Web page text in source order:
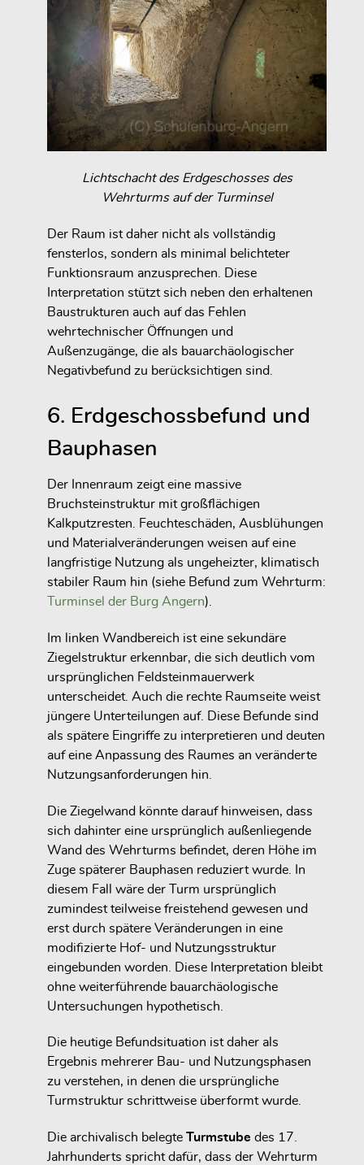
Lichtschacht des Erdgeschosses des
Wehrturms auf der Turminsel
Der Raum ist daher nicht als vollständig
fensterlos, sondern als minimal belichteter
Funktionsraum anzusprechen. Diese
Interpretation stützt sich neben den erhaltenen
Baustrukturen auch auf das Fehlen
wehrtechnischer Öffnungen und
Außenzugänge, die als bauarchäologischer
Negativbefund zu berücksichtigen sind.
6. Erdgeschossbefund und
Bauphasen
Der Innenraum zeigt eine massive
Bruchsteinstruktur mit großflächigen
Kalkputzresten. Feuchteschäden, Ausblühungen
und Materialveränderungen weisen auf eine
langfristige Nutzung als ungeheizter, klimatisch
stabiler Raum hin (siehe Befund zum Wehrturm:
Turminsel der Burg Angern).
Im linken Wandbereich ist eine sekundäre
Ziegelstruktur erkennbar, die sich deutlich vom
ursprünglichen Feldsteinmauerwerk
unterscheidet. Auch die rechte Raumseite weist
jüngere Unterteilungen auf. Diese Befunde sind
als spätere Eingriffe zu interpretieren und deuten
auf eine Anpassung des Raumes an veränderte
Nutzungsanforderungen hin.
Die Ziegelwand könnte darauf hinweisen, dass
sich dahinter eine ursprünglich außenliegende
Wand des Wehrturms befindet, deren Höhe im
Zuge späterer Bauphasen reduziert wurde. In
diesem Fall wäre der Turm ursprünglich
zumindest teilweise freistehend gewesen und
erst durch spätere Veränderungen in eine
modifizierte Hof- und Nutzungsstruktur
eingebunden worden. Diese Interpretation bleibt
ohne weiterführende bauarchäologische
Untersuchungen hypothetisch.
Die heutige Befundsituation ist daher als
Ergebnis mehrerer Bau- und Nutzungsphasen
zu verstehen, in denen die ursprüngliche
Turmstruktur schrittweise überformt wurde.
Die archivalisch belegte Turmstube des 17.
Jahrhunderts spricht dafür, dass der Wehrturm